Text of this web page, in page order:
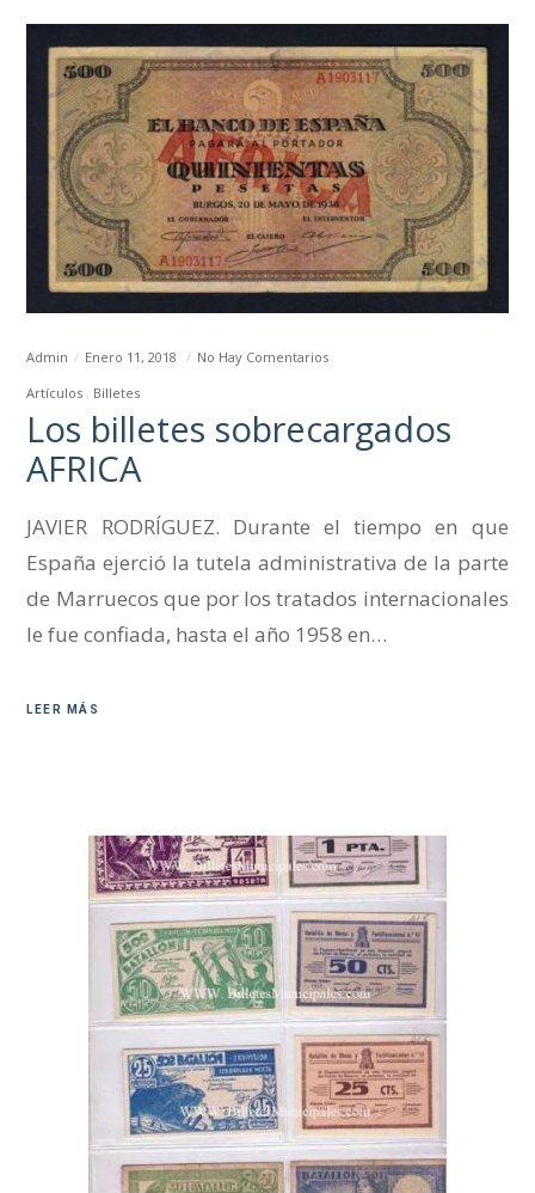
Admin Enero 11, 2018
No Hay Comentarios
Artículos
Billetes
Los billetes sobrecargados
AFRICA
JAVIER RODRÍGUEZ. Durante el tiempo en que
España ejerció la tutela administrativa de la parte
de Marruecos que por los tratados internacionales
le fue confiada, hasta el año 1958 en…
LEER MÁS